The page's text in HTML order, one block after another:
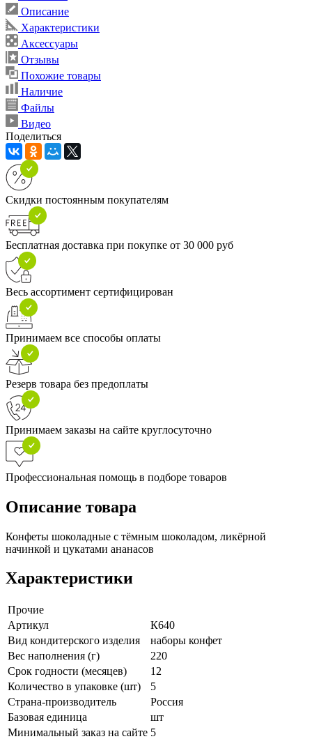
Описание
Характеристики
Аксессуары
Отзывы
Похожие товары
Наличие
Файлы
Видео
Поделиться
Скидки постоянным покупателям
Бесплатная доставка при покупке от 30 000 руб
Весь ассортимент сертифицирован
Принимаем все способы оплаты
Резерв товара без предоплаты
Принимаем заказы на сайте круглосуточно
Профессиональная помощь в подборе товаров
Описание товара
Конфеты шоколадные с тёмным шоколадом, ликёрной
начинкой и цукатами ананасов
Характеристики
Прочие
Артикул
К640
Вид кондитерского изделия
наборы конфет
Вес наполнения (г)
220
Срок годности (месяцев)
12
Количество в упаковке (шт)
5
Страна-производитель
Россия
Базовая единица
шт
Минимальный заказ на сайте 5